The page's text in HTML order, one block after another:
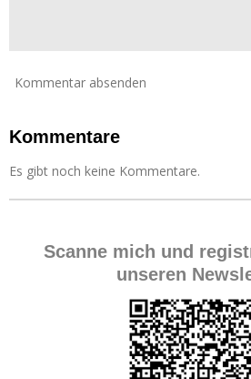
Kommentar absenden
Kommentare
Es gibt noch keine Kommentare.
Scanne mich und
unseren